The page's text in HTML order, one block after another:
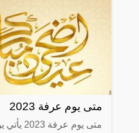
متى يوم عرفة 2023
متى يوم